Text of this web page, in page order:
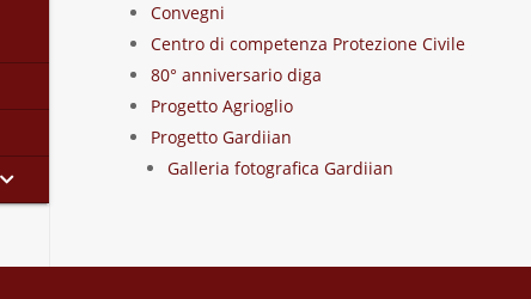
Convegni
Centro di competenza Protezione Civile
80° anniversario diga
Progetto Agrioglio
Progetto Gardiian
Galleria fotografica Gardiian